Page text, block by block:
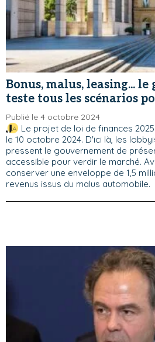
Bonus, malus, leasing...
teste tous les scénarios
Publié le 4 octobre 2024
Le projet de loi de finances
le 10 octobre 2024. D'ici là, les
pressent le gouvernement de
accessible pour verdir le marché.
conserver une enveloppe de 1,5
revenus issus du malus automobile.